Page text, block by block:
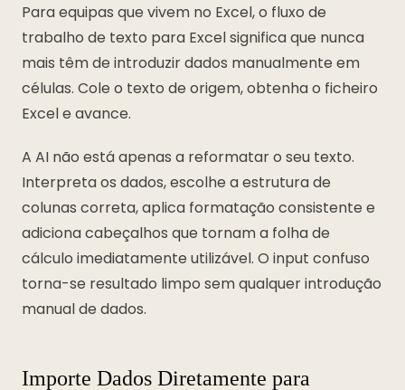
Para equipas que vivem no Excel, o fluxo de
trabalho de texto para Excel significa que nunca
mais têm de introduzir dados manualmente em
células. Cole o texto de origem, obtenha o ficheiro
Excel e avance.
A AI não está apenas a reformatar o seu texto.
Interpreta os dados, escolhe a estrutura de
colunas correta, aplica formatação consistente e
adiciona cabeçalhos que tornam a folha de
cálculo imediatamente utilizável. O input confuso
torna-se resultado limpo sem qualquer introdução
manual de dados.
Importe Dados Diretamente para